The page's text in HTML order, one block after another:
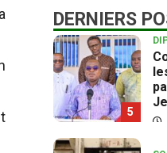
DERNIERS
1